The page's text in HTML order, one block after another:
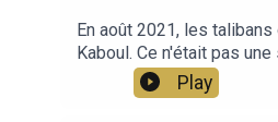
En août 2021, les
Kaboul. Ce n'était pas
connaissent le pays et
évolution. En deux
Play